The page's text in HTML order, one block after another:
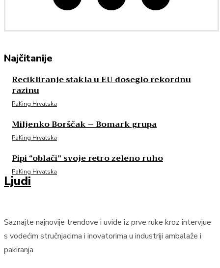
Najčitanije
Recikliranje stakla u EU doseglo rekordnu
razinu
PaKing Hrvatska
Miljenko Borščak – Bomark grupa
PaKing Hrvatska
Pipi “oblači” svoje retro zeleno ruho
PaKing Hrvatska
Ljudi
Saznajte najnovije trendove i uvide iz prve ruke kroz intervjue
s vodećim stručnjacima i inovatorima u industriji ambalaže i
pakiranja.